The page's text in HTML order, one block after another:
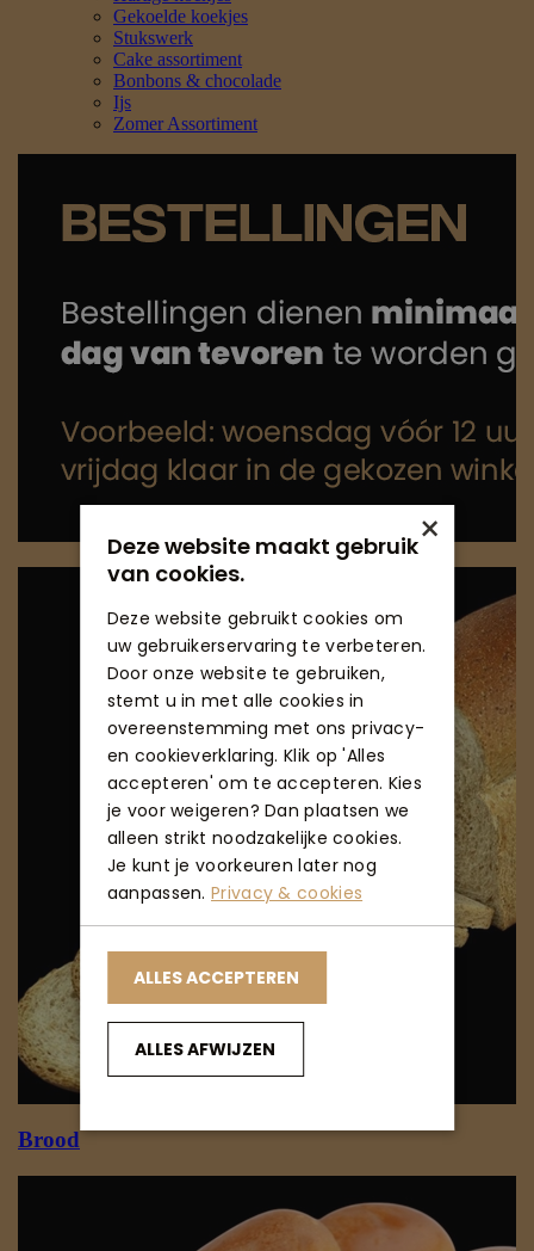
×
Deze website maakt gebruik
van cookies.
Deze website gebruikt cookies om
uw gebruikerservaring te verbeteren.
Door onze website te gebruiken,
stemt u in met alle cookies in
overeenstemming met ons privacy-
en cookieverklaring. Klik op 'Alles
accepteren' om te accepteren. Kies
je voor weigeren? Dan plaatsen we
alleen strikt noodzakelijke cookies.
Je kunt je voorkeuren later nog
aanpassen.Privacy & cookies
ALLES ACCEPTEREN
ALLES AFWIJZEN